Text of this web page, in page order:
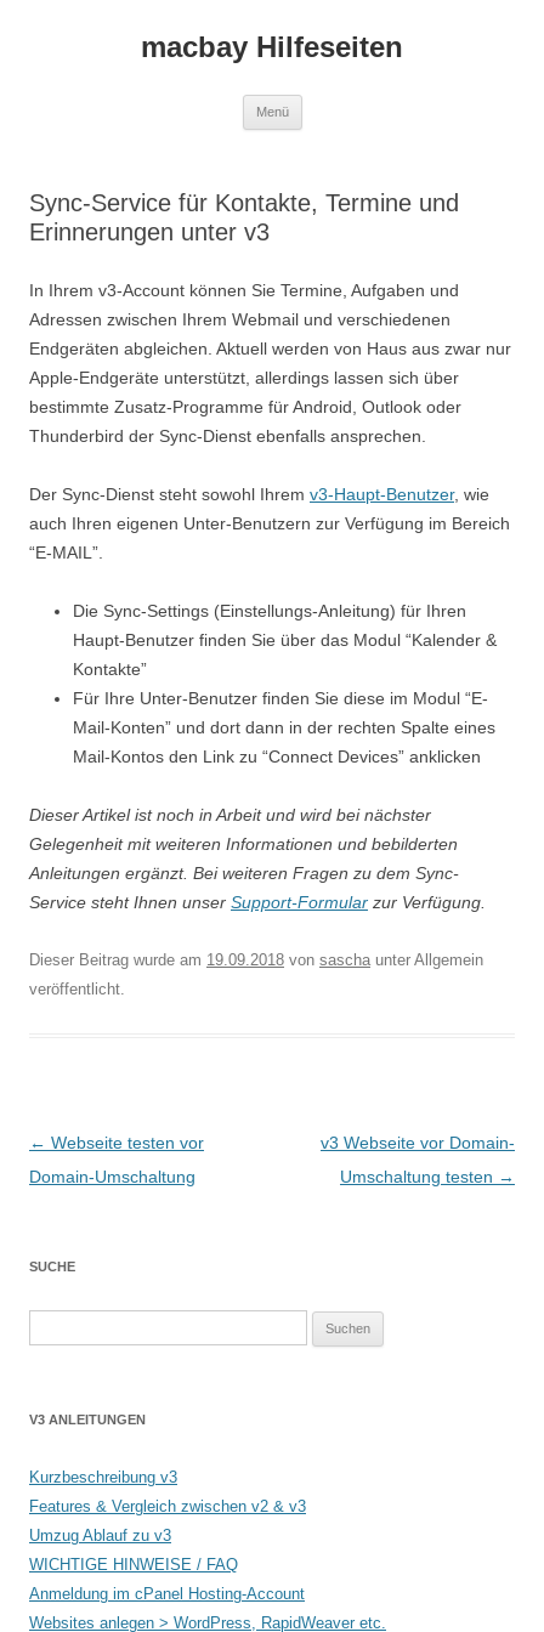
macbay Hilfeseiten
Menü
Sync-Service für Kontakte, Termine und
Erinnerungen unter v3
In Ihrem v3-Account können Sie Termine, Aufgaben und
Adressen zwischen Ihrem Webmail und verschiedenen
Endgeräten abgleichen. Aktuell werden von Haus aus zwar nur
Apple-Endgeräte unterstützt, allerdings lassen sich über
bestimmte Zusatz-Programme für Android, Outlook oder
Thunderbird der Sync-Dienst ebenfalls ansprechen.
Der Sync-Dienst steht sowohl Ihrem v3-Haupt-Benutzer, wie
auch Ihren eigenen Unter-Benutzern zur Verfügung im Bereich
“E-MAIL”.
Die Sync-Settings (Einstellungs-Anleitung) für Ihren
Haupt-Benutzer finden Sie über das Modul “Kalender &
Kontakte”
Für Ihre Unter-Benutzer finden Sie diese im Modul “E-
Mail-Konten” und dort dann in der rechten Spalte eines
Mail-Kontos den Link zu “Connect Devices” anklicken
Dieser Artikel ist noch in Arbeit und wird bei nächster
Gelegenheit mit weiteren Informationen und bebilderten
Anleitungen ergänzt. Bei weiteren Fragen zu dem Sync-
Service steht Ihnen unser Support-Formular zur Verfügung.
Dieser Beitrag wurde am 19.09.2018 von sascha unter Allgemein
veröffentlicht.
Beitragsnavigation
← Webseite testen vor
Domain-Umschaltung
v3 Webseite vor Domain-
Umschaltung testen →
SUCHE
V3 ANLEITUNGEN
Kurzbeschreibung v3
Features & Vergleich zwischen v2 & v3
Umzug Ablauf zu v3
WICHTIGE HINWEISE / FAQ
Anmeldung im cPanel Hosting-Account
Websites anlegen > WordPress, RapidWeaver etc.